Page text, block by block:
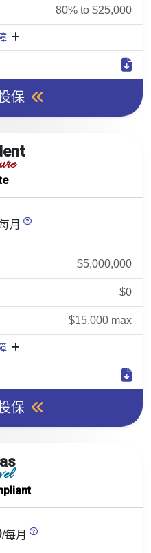
80% to $25,000
保
月
$5,000,000
$0
$15,000 max
保
/每月